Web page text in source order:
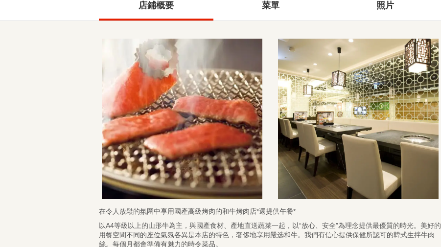
店鋪概要 菜單 照片
在令人放鬆的氛圍中享用國產高級烤肉的和牛烤肉店*還提供午餐*
以A4等級以上的山形牛為主，與國產食材、產地直送蔬菜一起，以“放心、安全”為理念提供最優質的時光。美好的
用餐空間不同的座位氣氛各異是本店的特色，奢侈地享用嚴选和牛。我們有信心提供保健所認可的韓式生拌牛肉
絲。每個月都會準備有魅力的時令菜品。